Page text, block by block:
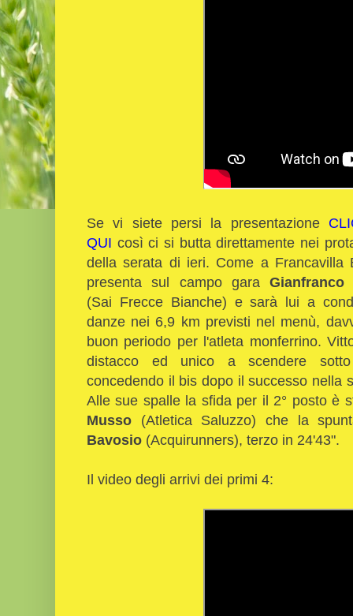
Se vi siete persi la presentazione
QUI così ci si butta direttamente nei
della serata di ieri. Come a Francavilla
presenta sul campo garaGianfranco
(Sai Frecce Bianche) e sarà lui a
danze nei 6,9 km previsti nel menù,
buon periodo per l'atleta monferrino.
distacco ed unico a scendere
concedendo il bis dopo il successo nella
Alle sue spalle la sfida per il 2° posto è
Musso (Atletica Saluzzo) che la
Bavosio (Acquirunners), terzo in 24'43".
Il video degli arrivi dei primi 4: